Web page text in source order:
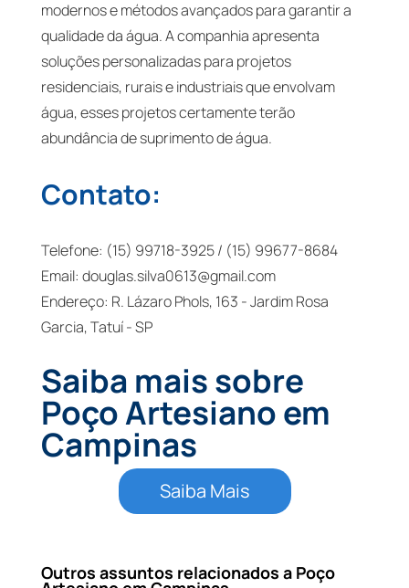
modernos e métodos avançados para garantir a
qualidade da água. A companhia apresenta
soluções personalizadas para projetos
residenciais, rurais e industriais que envolvam
água, esses projetos certamente terão
abundância de suprimento de água.
Contato:
Telefone: (15) 99718-3925 / (15) 99677-8684
Email: douglas.silva0613@gmail.com
Endereço: R. Lázaro Phols, 163 - Jardim Rosa
Garcia, Tatuí - SP
Saiba mais sobre
Poço Artesiano em
Campinas
Saiba Mais
Outros assuntos relacionados a Poço